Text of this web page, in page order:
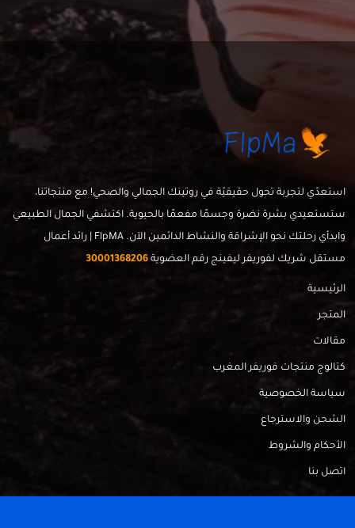
استعدّي لتجربة تحول حقيقيّة في روتينك الجمالي والصحي! مع منتجاتنا،
ستستعيدي بشرة نضرة وجسمًا مفعمًا بالحيوية. اكتشفي الجمال الطبيعي
وابدأي رحلتك نحو الإشراقة والنشاط الدائمين الآن. FlpMA | رائد أعمال
مستقل شريك لفوريفر ليفينج رقم العضوية 30001368206
الرئيسية
المتجر
مقالات
كتالوج منتجات فوريفر المغرب
سياسة الخصوصية
الشحن والاسترجاع
الأحكام والشروط
اتصل بنا